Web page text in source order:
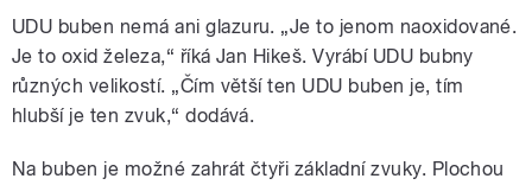
UDU buben nemá ani glazuru. „Je to jenom naoxidované.
Je to oxid železa,“ říká Jan Hikeš. Vyrábí UDU bubny
různých velikostí. „Čím větší ten UDU buben je, tím
hlubší je ten zvuk,“ dodává.
Na buben je možné zahrát čtyři základní zvuky. Plochou